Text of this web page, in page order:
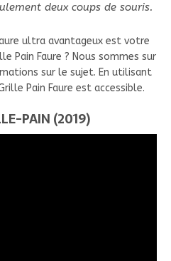
deux coups de souris.
ultra avantageux est votre
Pain Faure ? Nous sommes sur
sur le sujet. En utilisant
Pain Faure est accessible.
PAIN (2019)